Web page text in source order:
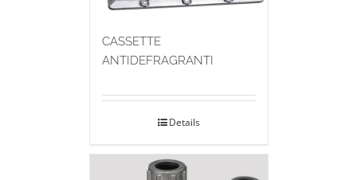
CASSETTE
ANTIDEFRAGRANTI
Details